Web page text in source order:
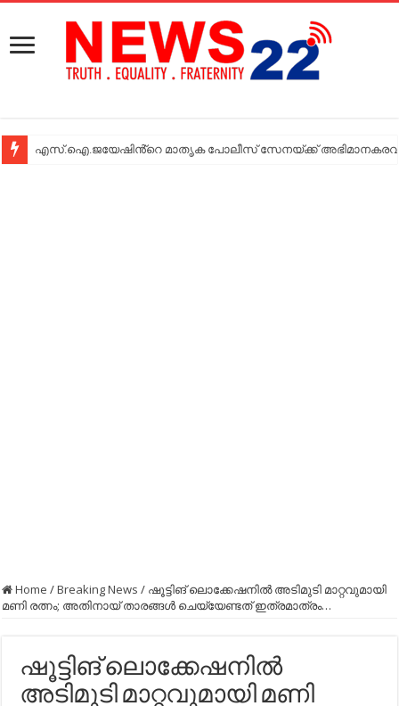
എസ്.ഐ.ജയേഷിൻ്റെ മാതൃക പോലീസ് സേനയ്ക്ക്
Home /Breaking News / ഷൂട്ടിങ് ലൊക്കേഷനിൽ അടിമുടി മാറ്റവുമായി
മണി രത്നം; അതിനായ് താരങ്ങൾ ചെയ്യേണ്ടത് ഇത്രമാത്രം…
ഷൂട്ടിങ് ലൊക്കേഷനിൽ
അടിമുടി മാറ്റവുമായി മണി